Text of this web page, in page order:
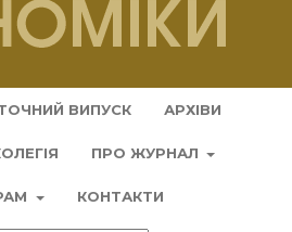
ВИПУСК АРХІВИ
ПРО ЖУРНАЛ
КОНТАКТИ